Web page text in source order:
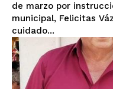
de marzo por
municipal, Felicitas
cuidado...